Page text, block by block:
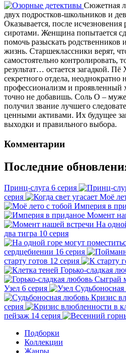
Сюжетная
двух подростков-школьников и
Оказывается, после исчезновения
сиротами. Женщина попытается
помочь разыскать родственников
жизнь. Старшеклассники верят,
самостоятельно контролировать,
результат… остается загадкой. Пё
секретного отдела, неоднократно
профессионализм и проявленный
точно не добавишь. Соль О –
получил звание лучшего
ценными активами. Их будущее
выходки и правильного выбора.
Комментарии
Последние
Принц-слуга 6 серия
серия
Моё
Империя в
Момент
На
два тигра 10 серия
сердцебиении 16 серия
старту готов 12 серия
Горько-сладкая
Сыграй
Узел 6 серия
Кризис
серия
пейзаж 14 серия
Подборки
Коллекции